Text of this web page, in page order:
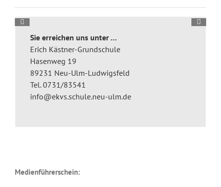
Sie erreichen uns unter …
Erich Kästner-Grundschule
Hasenweg 19
89231 Neu-Ulm-Ludwigsfeld
Tel. 0731/83541
info@ekvs.schule.neu-ulm.de
Medienführerschein: